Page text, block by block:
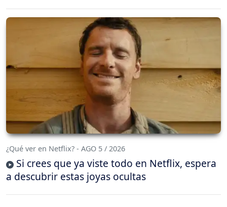
¿Qué ver en Netflix? - AGO 5 / 2026
Si crees que ya viste todo en Netflix, espera
a descubrir estas joyas ocultas